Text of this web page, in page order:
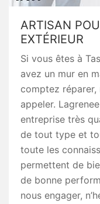
ARTISAN
EXTÉRIEUR
Si vous êtes à
avez un mur en
comptez
appeler.
entreprise très
de tout type et
toute les
permettent de
de bonne
nous engager,